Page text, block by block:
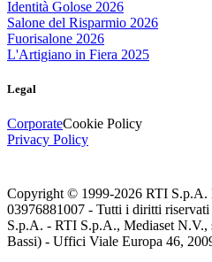
Identità Golose 2026
Salone del Risparmio 2026
Fuorisalone 2026
L'Artigiano in Fiera 2025
Legal
CorporateCookie Policy
Privacy Policy
Copyright © 1999-2026 RTI S.p.A.
03976881007 - Tutti i diritti
S.p.A. - RTI S.p.A., Mediaset N.V.,
Bassi) - Uffici Viale Europa 46,